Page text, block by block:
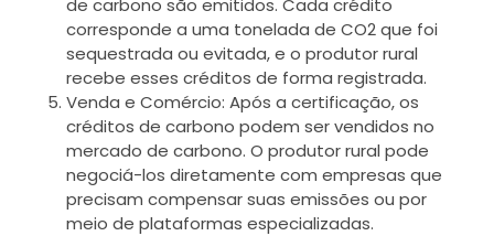
corresponde a uma tonelada de CO2 que foi
sequestrada ou evitada, e o produtor rural
recebe esses créditos de forma registrada.
Venda e Comércio: Após a certificação, os
créditos de carbono podem ser vendidos no
mercado de carbono. O produtor rural pode
negociá-los diretamente com empresas que
precisam compensar suas emissões ou por
meio de plataformas especializadas.